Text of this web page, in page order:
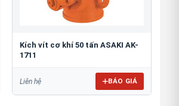
Kích vít cơ khí 50 tấn ASAKI AK-
1711
Liên hệ BÁO GIÁ